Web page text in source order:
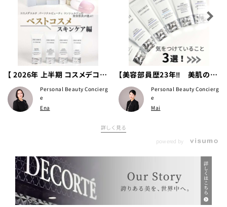
【 2026年 上半期 コスメデコル
テ パーソナルビューティ コン
シェルジュの美容部員が選ぶ！
ベストコスメ～スキンケア編～
Personal Beauty Concierg
e
Ena
【美容部員歴23年‼ 美肌のた
めに気をつけていること3選！】
Personal Beauty Concierg
e
Mai
詳しく見る
powered by